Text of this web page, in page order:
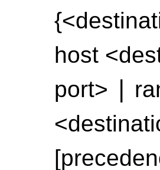
host
port>